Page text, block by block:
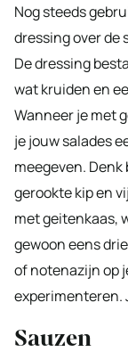
Nog steeds
dressing over de
De dressing
wat kruiden en
Wanneer je met
je jouw salades
meegeven.
gerookte kip en
met geitenkaas,
gewoon eens
of notenazijn op
experimenteren.
Sauzen